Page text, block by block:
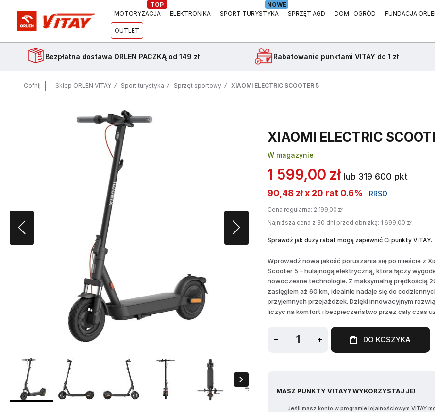
MOTORYZACJA
TOP
ELEKTRONIKA
SPORT TURYSTYKA
NOWE
SPRZĘT AGD
DOM I OGRÓD FUNDACJA
OUTLET
Bezpłatna dostawa ORLEN PACZKĄ od 149 zł Rabatowanie punktami VITAY do 1 zł
Cofnij Sklep ORLEN VITAY Sport turystyka Sprzęt sportowy XIAOMI ELECTRIC SCOOTER 5
XIAOMI ELECTRIC
W magazynie
1 599,00 zł lub 319 600 pkt
90,48 zł x 20 rat 0.6%
RRSO
Cena regularna: 2 199,00 zł
Najniższa cena z 30 dni przed obniżką: 1 699,00 zł
Sprawdź jak duży rabat mogą zapewnić Ci punkty VITAY.
Wprowadź nową jakość poruszania się po mieście z
Scooter 5 – hulajnogą elektryczną, która łączy
nowoczesne technologie. Z maksymalną prędkością
zasięgiem aż 60 km, idealnie nadaje się do
przyjemnych przejażdżek. Dzięki innowacyjnym
liczyć na komfort i bezpieczeństwo przez cały czas
DO KOSZYKA
MASZ PUNKTY VITAY? WYKORZYSTAJ JE!
Jeśli masz konto w programie lojalnościowym VITAY